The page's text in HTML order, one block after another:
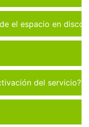
el espacio en disco
del servicio?